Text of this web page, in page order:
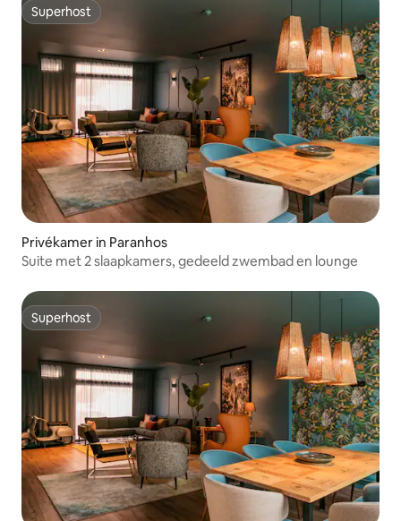
Superhost
Superhost
Privékamer in Paranhos
Suite met 2 slaapkamers, gedeeld zwembad en lounge
Superhost
Superhost